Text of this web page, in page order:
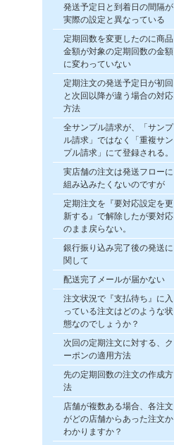
発送予定日と到着日の間隔が
実際の設定と異なっている
定期回数を変更したのに商品
金額が対象の定期回数の金額
に変わっていない
定期注文の発送予定日が初回
と次回以降が違う場合の対応
方法
全サンプル請求が、「サンプ
ル請求」ではなく「重複サン
プル請求」にて登録される。
実店舗の注文は発送フローに
組み込みたくないのですが
定期注文を『要対応設定を更
新する』で解除したが要対応
のまま戻らない。
銀行振り込み完了後の発送に
関して
配送完了メールが届かない
注文状況で『支払待ち』に入
っている注文はどのような状
態なのでしょうか？
次回の定期注文に対する、ク
ーポンの適用方法
先の定期回数の注文の作成方
法
店舗が複数ある場合、各注文
がどの店舗からあった注文か
わかりますか？